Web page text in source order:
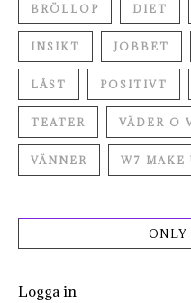
BRÖLLOP DIET
INSIKT JOBBET
LÅST POSITIVT
TEATER VÄDER O
VÄNNER W7 MAKE
ONLY
Logga in